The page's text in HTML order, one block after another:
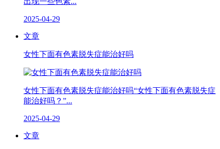
2025-04-29
文章
女性下面有色素脱失症能治好吗
女性下面有色素脱失症能治好吗“女性下面有色素脱失症
能治好吗？”...
2025-04-29
文章